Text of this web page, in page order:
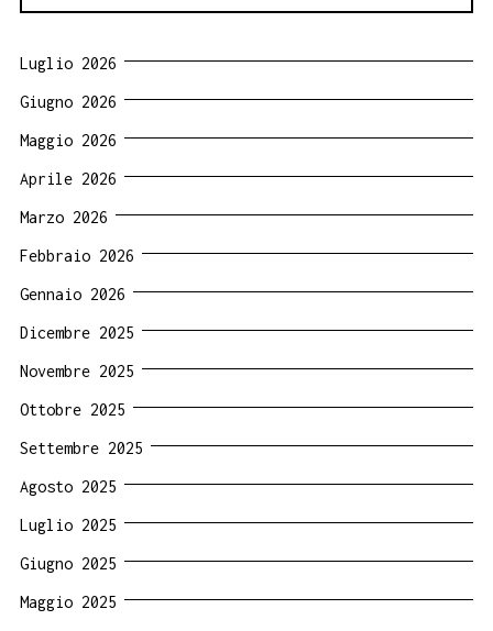
Luglio 2026
Giugno 2026
Maggio 2026
Aprile 2026
Marzo 2026
Febbraio 2026
Gennaio 2026
Dicembre 2025
Novembre 2025
Ottobre 2025
Settembre 2025
Agosto 2025
Luglio 2025
Giugno 2025
Maggio 2025